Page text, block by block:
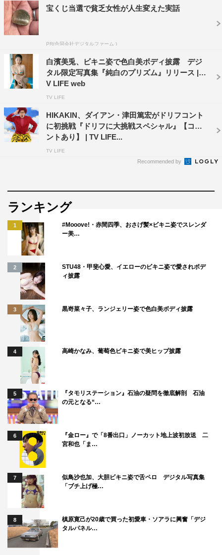
宝くじ当選で貧乏女性が人生変えた実話
PR(合同会社デジタルファーム )
白濱美兎、ビキニ姿で色白美ボディ披露 デジ
タル限定写真集『純白のプリズム』リリース | T
V LIFE web
TV LIFE
HIKAKIN、ダイアン・津田篤宏がドリフコント
に初挑戦『ドリフに大挑戦スペシャル』【コメ
ントあり】 | TV LIFE...
TV LIFE
Recommended by
ランキング
1
#Mooove!・赤間四季、おさげ髪×ビキニ姿でスレンダ
ー美…
2
STU48・甲斐心愛、イエローのビキニ姿で愛されボデ
ィ披露
3 黒嵜菜々子、ランジェリー姿で色白美ボディ披露
4 高崎かなみ、葡萄色ビキニ姿で美ヒップ披露
5
『タモリステーション』石油の疑問を徹底解剖 石油
の元となる“…
6
『金ロー』で「8番出口」ノーカット地上波初放送 二
宮和也「ま…
7
似鳥沙也加、大胆ビキニ姿で舌ペロ デジタル写真集
「ブチ上げ極…
8
槙原寛己が20歳で買った初愛車・ソアラに興奮「デジ
タルパネル…